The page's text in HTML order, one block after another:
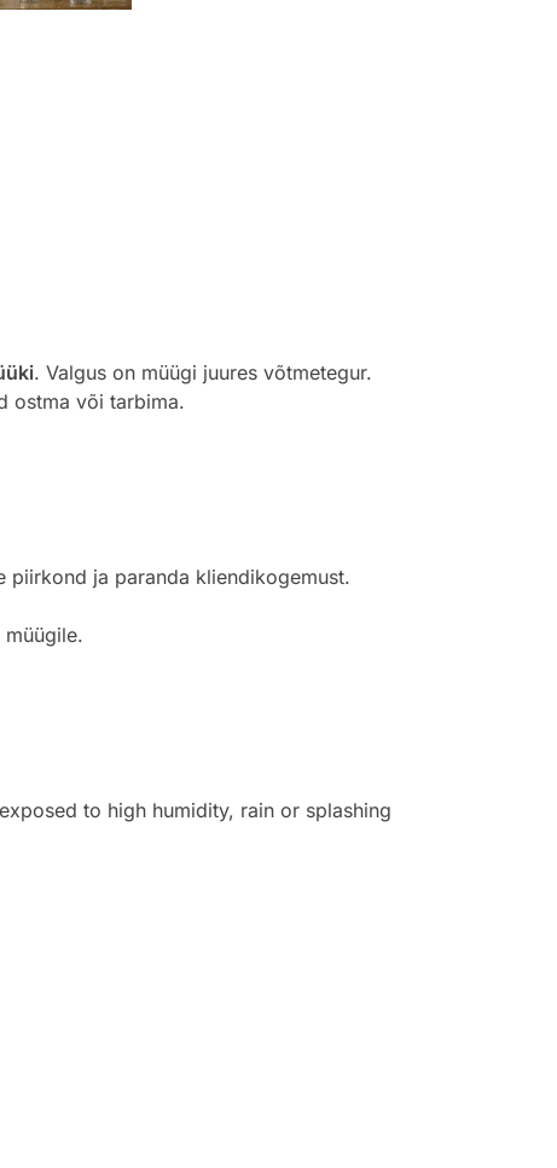
. Valgus on müügi juures võtmetegur.
ostma või tarbima.
piirkond ja paranda kliendikogemust.
to high humidity, rain or splashing